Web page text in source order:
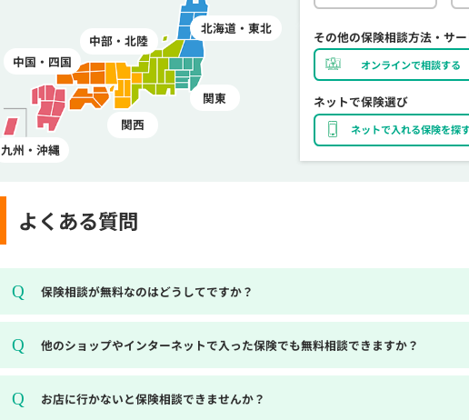
その他の保険相談方法・サ
オンラインで相談する
ネットで保険選び
ネットで入れる保険を探
北海道・東北
関東
中部・北陸
関西
中国・四国
九州・沖縄
よくある質問
保険相談が無料なのはどうしてですか？
他のショップやインターネットで入った保険でも無料相談できますか？
お店に行かないと保険相談できませんか？